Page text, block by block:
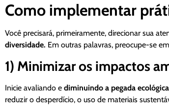
Como implementar
Você precisará, primeiramente, direcionar sua
diversidade. Em outras palavras, preocupe-se
1) Minimizar os impactos
Inicie avaliando e diminuindo a pegada ecológica
reduzir o desperdício, o uso de materiais